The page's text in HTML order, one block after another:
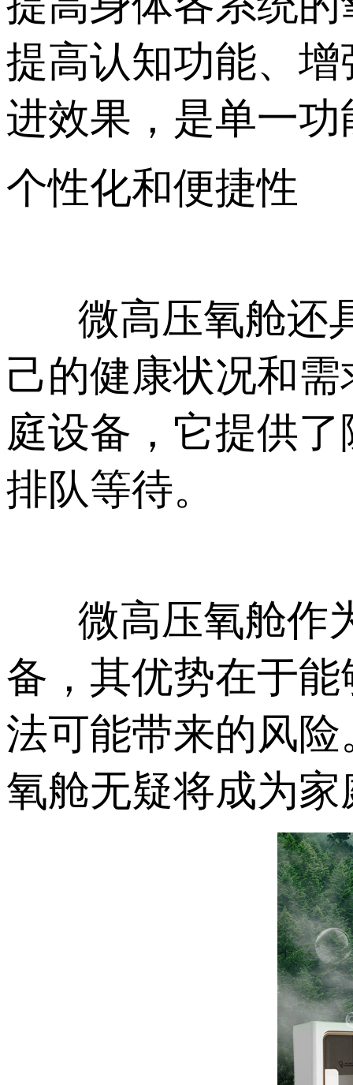
提高认知功能、
进效果，是单一
个性化和便捷性
微高压氧舱还具
己的健康状况和
庭设备，它提供
排队等待。
微高压氧舱作为
备，其优势在于
法可能带来的风
氧舱无疑将成为